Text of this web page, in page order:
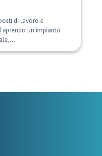
di lavoro e
aprendo un impianto